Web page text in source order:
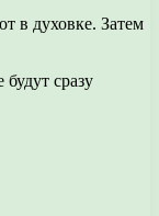
в духовке. Затем
сразу